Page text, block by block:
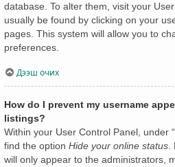
database. To alter them, visit your
usually be found by clicking on your
pages. This system will allow you to
preferences.
Дээш очих
How do I prevent my username
listings?
Within your User Control Panel, under
find the option Hide your online status
will only appear to the administrators,